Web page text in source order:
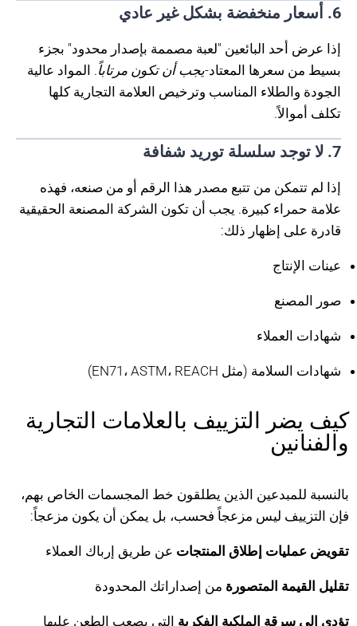
6. أسعار منخفضة بشكل غير عادي
إذا عرض أحد البائعين "لعبة مصممة بإصدار محدود" بجزء
بسيط من سعرها المعتاد-يجب أن تكون مرتاباً. المواد عالية
الجودة والطلاء المناسب وترخيص العلامة التجارية كلها
تكلف أموالاً.
7. لا توجد سلسلة توريد شفافة
إذا لم تتمكن من تتبع مصدر هذا الرقم أو من صنعه، فهذه
علامة حمراء كبيرة. يجب أن تكون الشركة المصنعة الحقيقية
قادرة على إظهار ذلك:
عينات الإنتاج
صور المصنع
شهادات العملاء
شهادات السلامة (مثل EN71، ASTM، REACH)
كيف يضر التزييف بالعلامات التجارية
والفنانين
بالنسبة للمبدعين الذين يطلقون خط المجسمات الخاص بهم،
فإن التزييف ليس مزعجاً فحسب، بل يمكن أن يكون مزعجاً:
تقويض عمليات إطلاق المنتجات عن طريق إرباك العملاء
تقليل القيمة المتصورة من إصداراتك المحدودة
تؤدي إلى سرقة الملكية الفكرية التي يصعب الطعن عليها